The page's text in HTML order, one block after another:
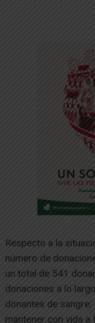
Respecto a la
número de
un total de 541
donaciones a lo
donantes de
mantener con vida